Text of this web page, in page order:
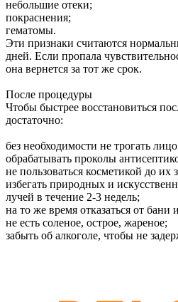
небольшие отеки;
покраснения;
гематомы.
Эти признаки считаются
дней. Если пропала
она вернется за тот же срок.
После процедуры
Чтобы быстрее восстановиться
достаточно:
без необходимости не трогать
обрабатывать проколы
не пользоваться косметикой до их
избегать природных и
лучей в течение 2-3 недель;
на то же время отказаться от бани
не есть соленое, острое, жареное;
забыть об алкоголе, чтобы не